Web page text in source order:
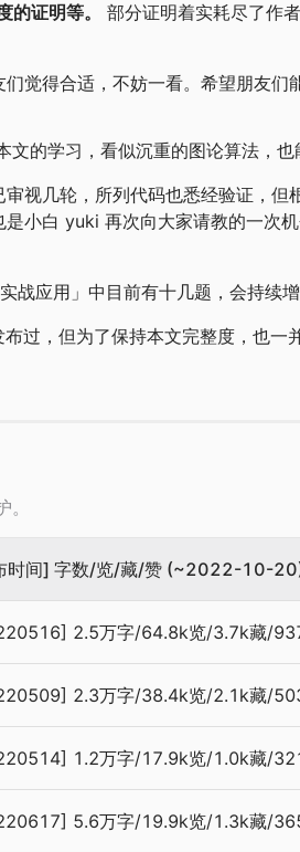
证明等。
部分证明着实耗尽了作
觉得合适，不妨一看。希望朋友们
的学习，看似沉重的图论算法，也
视几轮，所列代码也悉经验证，
小白 yuki 再次向大家请教的一次机
应用」中目前有十几题，会持续增
过，但为了保持本文完整度，也一并
时间] 字数/览/藏/赞 (~2022-10-
2.5万字/64.8k览/3.7k藏/
2.3万字/38.4k览/2.1k藏/
1.2万字/17.9k览/1.0k藏/
5.6万字/19.9k览/1.3k藏/